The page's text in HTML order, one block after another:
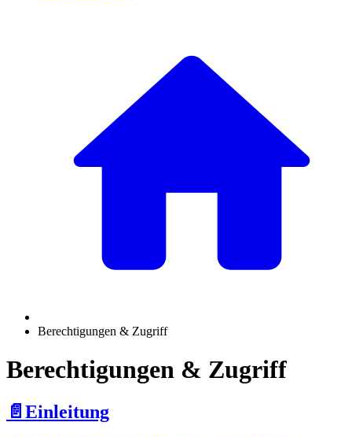
Berechtigungen & Zugriff
Berechtigungen & Zugriff
📄️ Einleitung